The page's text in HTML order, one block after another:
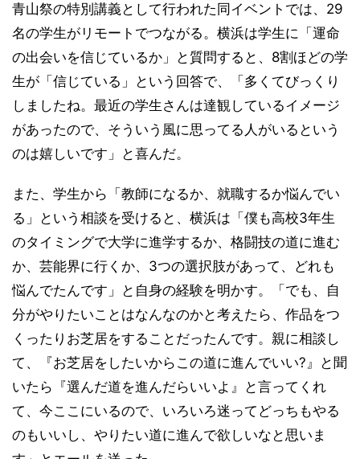
青山祭の特別講義として行われた同イベントでは、29
名の学生がリモートでつながる。横浜は学生に「運命
の出会いを信じているか」と質問すると、8割ほどの学
生が「信じている」という回答で、「多くてびっくり
しましたね。最近の学生さんは達観しているイメージ
があったので、そういう風に思ってる人がいるという
のは嬉しいです」と喜んだ。
また、学生から「教師になるか、就職するか悩んでい
る」という相談を受けると、横浜は「僕も高校3年生
のタイミングで大学に進学するか、格闘技の道に進む
か、芸能界に行くか、3つの選択肢があって、どれも
悩んでたんです」と自身の経験を明かす。「でも、自
分がやりたいことはなんなのかと考えたら、作品をつ
くったりお芝居をすることだったんです。親に相談し
て、『お芝居をしたいからこの道に進んでいい?』と聞
いたら『選んだ道を進んだらいいよ』と言ってくれ
て、今ここにいるので、いろいろ迷ってどっちもやる
のもいいし、やりたい道に進んで欲しいなと思いま